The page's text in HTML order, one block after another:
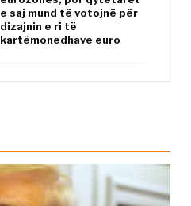
e saj mund të votojnë për
dizajnin e ri të
kartëmonedhave euro